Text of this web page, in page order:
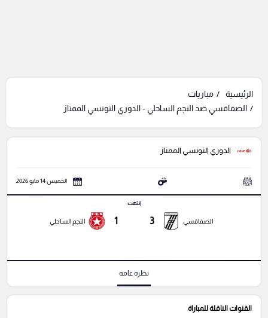
الرئيسية
مباريات
الصفاقسي ضد النجم الساحلي - الدوري التونسي الممتاز
الدوري التونسي الممتاز
الخميس 14 مايو 2026
الصفاقسي 3
انتهت
1 النجم الساحلي
نظره عامه
القنوات الناقلة للمباراة